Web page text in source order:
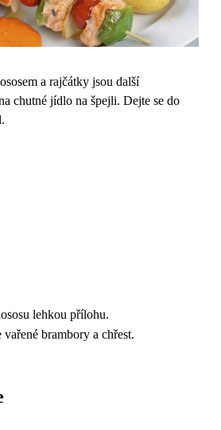
a rajčátky jsou další
chutné jídlo na špejli. Dejte se do
lehkou přílohu.
brambory a chřest.